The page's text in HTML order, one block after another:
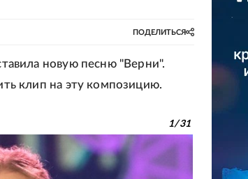
ПОДЕЛИТЬСЯ
новую песню "Верни".
клип на эту композицию.
1/31